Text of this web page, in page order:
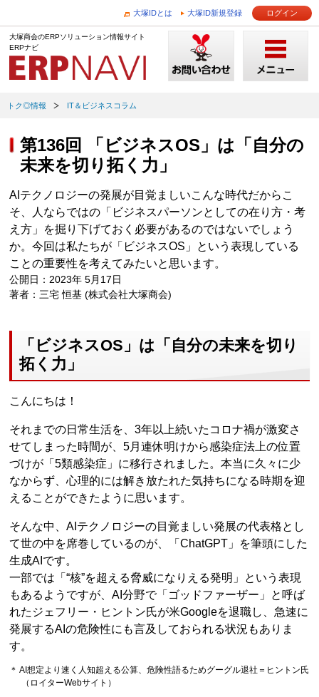
大塚IDとは 大塚ID新規登録 ログイン
大塚商会のERPソリューション情報サイト
ERPナビ
トク◎情報 IT＆ビジネスコラム
第136回 「ビジネスOS」は「自分の
未来を切り拓く力」
AIテクノロジーの発展が目覚ましいこんな時代だからこ
そ、人ならではの「ビジネスパーソンとしての在り方・考
え方」を掘り下げておく必要があるのではないでしょう
か。今回は私たちが「ビジネスOS」という表現している
ことの重要性を考えてみたいと思います。
公開日：2023年 5月17日
著者：三宅 恒基 (株式会社大塚商会)
「ビジネスOS」は「自分の未来を切り
拓く力」
こんにちは！
それまでの日常生活を、3年以上続いたコロナ禍が激変さ
せてしまった時間が、5月連休明けから感染症法上の位置
づけが「5類感染症」に移行されました。本当に久々に少
なからず、心理的には解き放たれた気持ちになる時期を迎
えることができたように思います。
そんな中、AIテクノロジーの目覚ましい発展の代表格とし
て世の中を席巻しているのが、「ChatGPT」を筆頭にした
生成AIです。
一部では「“核”を超える脅威になりえる発明」という表現
もあるようですが、AI分野で「ゴッドファーザー」と呼ば
れたジェフリー・ヒントン氏が米Googleを退職し、急速に
発展するAIの危険性にも言及しておられる状況もありま
す。
＊ AI想定より速く人知超える公算、危険性語るためグーグル退社＝ヒントン氏
（ロイターWebサイト）